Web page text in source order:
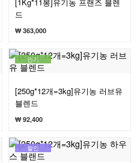
드
₩ 363,000
인기
[250g*12개=3kg]유기농 러브유
블렌드
₩ 92,400
할인